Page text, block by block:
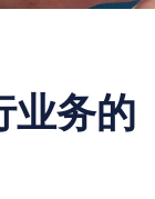
业务的